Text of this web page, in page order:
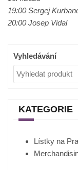
19:00 Sergej
20:00 Josep Vidal
Vyhledávání
KATEGORIE
Lístky na